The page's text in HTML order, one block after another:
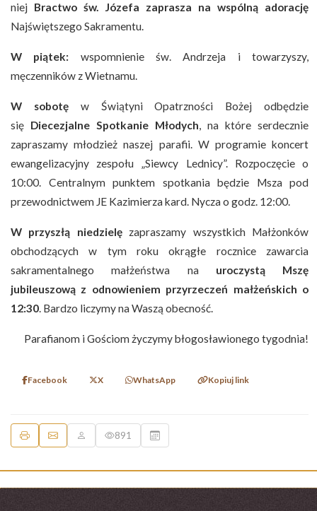
niej Bractwo św. Józefa zaprasza na wspólną adorację
Najświętszego Sakramentu.
W piątek: wspomnienie św. Andrzeja i towarzyszy,
męczenników z Wietnamu.
W sobotę w Świątyni Opatrzności Bożej odbędzie
się Diecezjalne Spotkanie Młodych, na które serdecznie
zapraszamy młodzież naszej parafii. W programie koncert
ewangelizacyjny zespołu „Siewcy Lednicy”. Rozpoczęcie o
10:00. Centralnym punktem spotkania będzie Msza pod
przewodnictwem JE Kazimierza kard. Nycza o godz. 12:00.
W przyszłą niedzielęzapraszamy wszystkich Małżonków
obchodzących w tym roku okrągłe rocznice zawarcia
sakramentalnego małżeństwa na uroczystą Mszę
jubileuszową z odnowieniem przyrzeczeń małżeńskich o
12:30. Bardzo liczymy na Waszą obecność.
Parafianom i Gościom życzymy błogosławionego tygodnia!
Facebook X WhatsApp Kopiuj link
891